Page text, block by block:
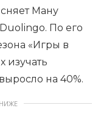
Ману
По его
«Игры в
изучать
на 40%.